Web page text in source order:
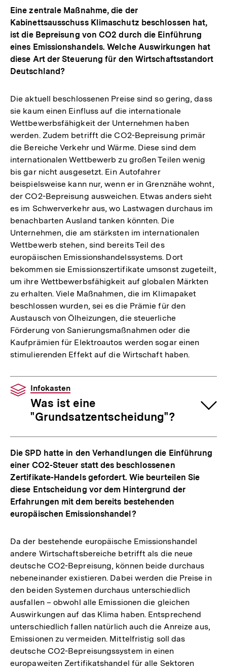
Eine zentrale Maßnahme, die der
Kabinettsausschuss Klimaschutz beschlossen hat,
ist die Bepreisung von CO2 durch die Einführung
eines Emissionshandels. Welche Auswirkungen hat
diese Art der Steuerung für den Wirtschaftsstandort
Deutschland?
Die aktuell beschlossenen Preise sind so gering, dass
sie kaum einen Einfluss auf die internationale
Wettbewerbsfähigkeit der Unternehmen haben
werden. Zudem betrifft die CO2-Bepreisung primär
die Bereiche Verkehr und Wärme. Diese sind dem
internationalen Wettbewerb zu großen Teilen wenig
bis gar nicht ausgesetzt. Ein Autofahrer
beispielsweise kann nur, wenn er in Grenznähe wohnt,
der CO2-Bepreisung ausweichen. Etwas anders sieht
es im Schwerverkehr aus, wo Lastwagen durchaus im
benachbarten Ausland tanken könnten. Die
Unternehmen, die am stärksten im internationalen
Wettbewerb stehen, sind bereits Teil des
europäischen Emissionshandelssystems. Dort
bekommen sie Emissionszertifikate umsonst zugeteilt,
um ihre Wettbewerbsfähigkeit auf globalen Märkten
zu erhalten. Viele Maßnahmen, die im Klimapaket
beschlossen wurden, sei es die Prämie für den
Austausch von Ölheizungen, die steuerliche
Förderung von Sanierungsmaßnahmen oder die
Kaufprämien für Elektroautos werden sogar einen
stimulierenden Effekt auf die Wirtschaft haben.
Infokasten
Was ist eine
"Grundsatzentscheidung"?
Die SPD hatte in den Verhandlungen die Einführung
einer CO2-Steuer statt des beschlossenen
Zertifikate-Handels gefordert. Wie beurteilen Sie
diese Entscheidung vor dem Hintergrund der
Erfahrungen mit dem bereits bestehenden
europäischen Emissionshandel?
Da der bestehende europäische Emissionshandel
andere Wirtschaftsbereiche betrifft als die neue
deutsche CO2-Bepreisung, können beide durchaus
nebeneinander existieren. Dabei werden die Preise in
den beiden Systemen durchaus unterschiedlich
ausfallen – obwohl alle Emissionen die gleichen
Auswirkungen auf das Klima haben. Entsprechend
unterschiedlich fallen natürlich auch die Anreize aus,
Emissionen zu vermeiden. Mittelfristig soll das
deutsche CO2-Bepreisungssystem in einen
europaweiten Zertifikatshandel für alle Sektoren